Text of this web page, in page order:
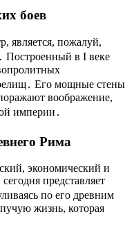
боев
является, пожалуй,
Построенный в I веке
Его мощные стены
воображение,
империи․
Рима
экономический и
представляет
по его древним
жизнь, которая